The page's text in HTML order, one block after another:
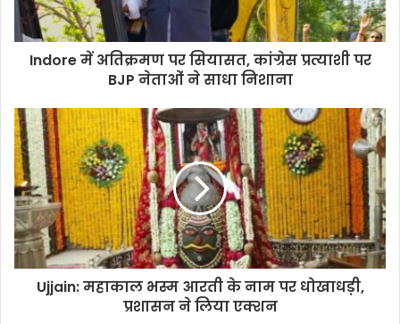
Indore में अतिक्रमण पर सियासत, कांग्रेस प्रत्याशी पर
BJP नेताओं ने साधा निशाना
Ujjain: महाकाल भस्म आरती के नाम पर धोखाधड़ी,
प्रशासन ने लिया एक्शन